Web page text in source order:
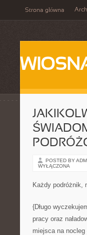
Strona główna
POSTED BY
WYŁĄCZONA
Każdy podróżnik,
{Długo
pracy oraz
miejsca na nocleg